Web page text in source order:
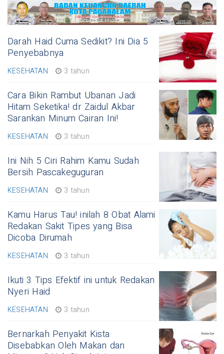
Darah Haid Cuma Sedikit? Ini Dia 5
Penyebabnya
KESEHATAN 3 tahun
Cara Bikin Rambut Ubanan Jadi
Hitam Seketika! dr Zaidul Akbar
Sarankan Minum Cairan Ini!
KESEHATAN 3 tahun
Ini Nih 5 Ciri Rahim Kamu Sudah
Bersih Pascakeguguran
KESEHATAN 3 tahun
Kamu Harus Tau! inilah 8 Obat Alami
Redakan Sakit Tipes yang Bisa
Dicoba Dirumah
KESEHATAN 3 tahun
Ikuti 3 Tips Efektif ini untuk Redakan
Nyeri Haid
KESEHATAN 3 tahun
Bernarkah Penyakit Kista
Disebabkan Oleh Makan dan